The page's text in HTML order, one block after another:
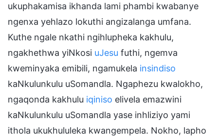
ukuphakamisa ikhanda lami phambi kwabanye
ngenxa yehlazo lokuthi angizalanga umfana.
Kuthe ngale nkathi ngihlupheka kakhulu,
ngakhethwa yiNkosi uJesu futhi, ngemva
kweminyaka emibili, ngamukela insindiso
kaNkulunkulu uSomandla. Ngaphezu kwalokho,
ngaqonda kakhulu iqiniso elivela emazwini
kaNkulunkulu uSomandla yase inhliziyo yami
ithola ukukhululeka kwangempela. Nokho, lapho